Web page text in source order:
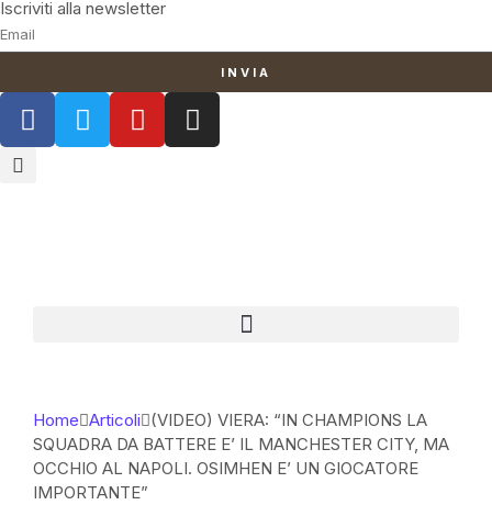
Iscriviti alla newsletter
INVIA
Home Articoli (VIDEO) VIERA: “IN CHAMPIONS LA
SQUADRA DA BATTERE E’ IL MANCHESTER CITY, MA
OCCHIO AL NAPOLI. OSIMHEN E’ UN GIOCATORE
IMPORTANTE”